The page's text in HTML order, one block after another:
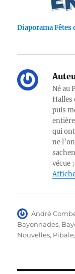
Diaporama Fêtes
Né au
Halles
puis
qui
ne
vécue
Auteur
André
Bayonnades,
Nouvelles, Pibale,